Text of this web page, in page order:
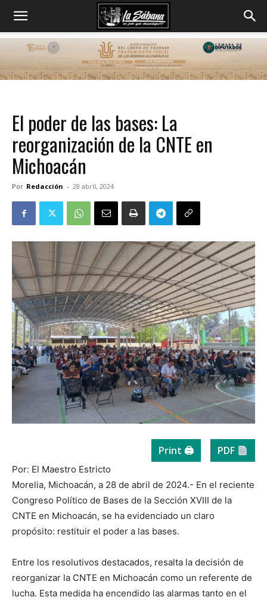
El poder de las bases: La
reorganización de la CNTE en
Michoacán
Por Redacción - 28 abril, 2024
Print 🖨 PDF
Por: El Maestro Estricto
Morelia, Michoacán, a 28 de abril de 2024.- En el reciente
Congreso Político de Bases de la Sección XVIII de la
CNTE en Michoacán, se ha evidenciado un claro
propósito: restituir el poder a las bases.
Entre los resolutivos destacados, resalta la decisión de
reorganizar la CNTE en Michoacán como un referente de
lucha. Esta medida ha encendido las alarmas tanto en el